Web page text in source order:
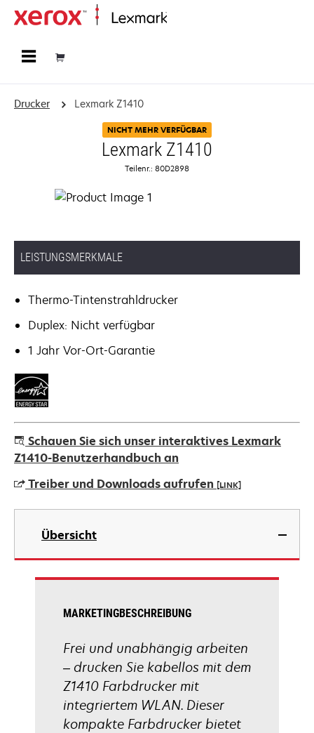
Drucker Lexmark Z1410
NICHT MEHR VERFÜGBAR
Lexmark Z1410
Teilenr.: 80D2898
LEISTUNGSMERKMALE
Thermo-Tintenstrahldrucker
Duplex: Nicht verfügbar
1 Jahr Vor-Ort-Garantie
Schauen Sie sich unser interaktives Lexmark
Z1410-Benutzerhandbuch an
Treiber und Downloads aufrufen [LINK]
wird
einer
neuen
Registerkarte
Übersicht
MARKETINGBESCHREIBUNG
Frei und unabhängig arbeiten
– drucken Sie kabellos mit dem
Z1410 Farbdrucker mit
integriertem WLAN. Dieser
kompakte Farbdrucker bietet